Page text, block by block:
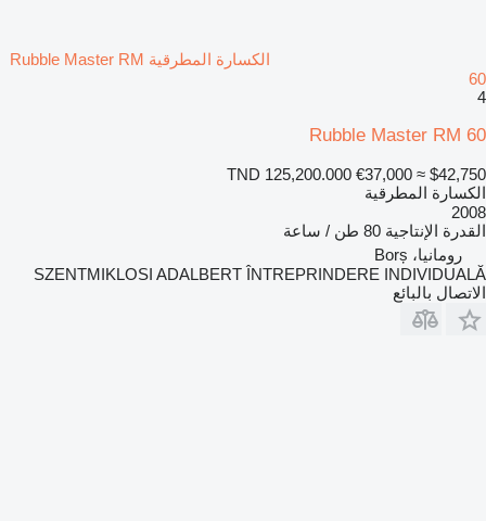
الكسارة المطرقية Rubble Master RM
60
4
Rubble Master RM 60
TND 125,200.000 €37,000 ≈ $42,750
الكسارة المطرقية
2008
القدرة الإنتاجية 80 طن / ساعة
رومانيا، Borș
SZENTMIKLOSI ADALBERT ÎNTREPRINDERE INDIVIDUALĂ
الاتصال بالبائع